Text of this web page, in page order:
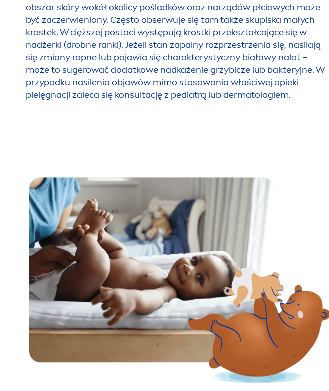
obszar skóry wokół okolicy pośladków oraz narządów płciowych może
być zaczerwieniony. Często obserwuje się tam także skupiska małych
krostek. W cięższej postaci występują krostki przekształcające się w
nadżerki (drobne ranki). Jeżeli stan zapalny rozprzestrzenia się, nasilają
się zmiany ropne lub pojawia się charakterystyczny białawy nalot –
może to sugerować dodatkowe nadkażenie grzybicze lub bakteryjne. W
przypadku nasilenia objawów mimo stosowania właściwej opieki
pielęgnacji zaleca się konsultację z pediatrą lub dermatologiem.